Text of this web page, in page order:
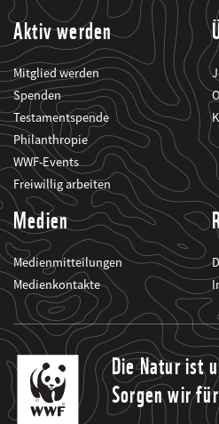
Aktiv werden
Mitglied werden
Spenden
Testamentspende
Philanthropie
WWF-Events
Freiwillig arbeiten
Medien
Medienmitteilungen
Medienkontakte
Die Natur ist
Sorgen wir